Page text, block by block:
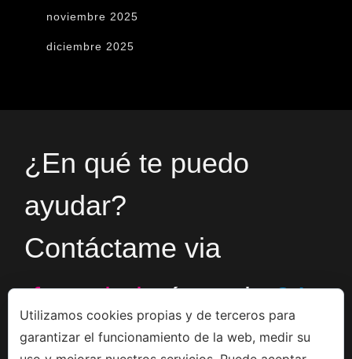
noviembre 2025
diciembre 2025
¿En qué te puedo
ayudar?
Contáctame via
formularioó en el+34
666533308
Utilizamos cookies propias y de terceros para
garantizar el funcionamiento de la web, medir su